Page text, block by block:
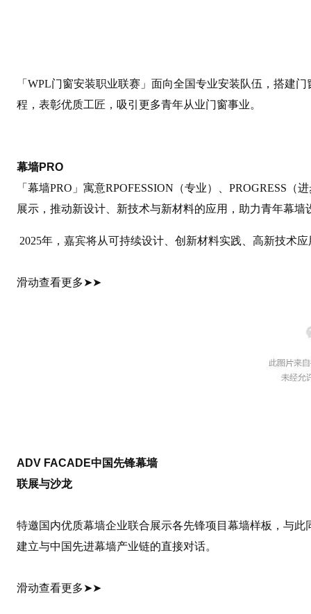
「WPL门窗安装职业联赛」面向全国专业安装队伍，搭建
程，表彰优质工匠，吸引更多青年从业门窗事业。
幕墙PRO
「幕墙PRO」寓意RPOFESSION（专业）、PROGRESS
展示，推动新设计、新技术与新材料的应用，助力青年幕
2025年，嘉宾将从可持续设计、创新材料实践、高新技术
滑动查看更多➤➤
ADV FACADE中国先锋幕墙
联展与沙龙
特邀国内优质幕墙企业联合展示各先锋项目幕墙样板，与
建立与中国先进幕墙产业链的直接对话。
滑动查看更多➤➤